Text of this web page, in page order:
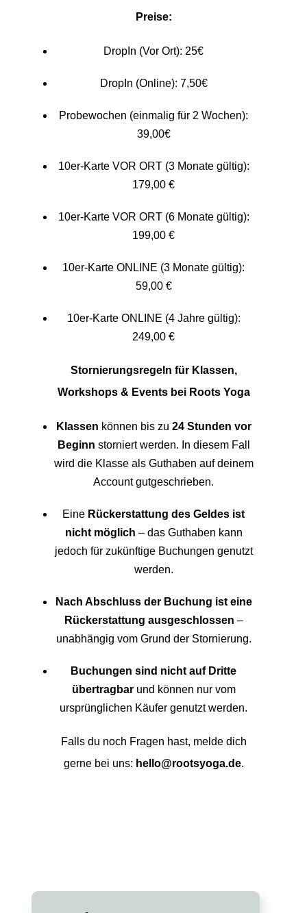
Preise:
DropIn (Vor Ort): 25€
DropIn (Online): 7,50€
Probewochen (einmalig für 2 Wochen):
39,00€
10er-Karte VOR ORT (3 Monate gültig):
179,00 €
10er-Karte VOR ORT (6 Monate gültig):
199,00 €
10er-Karte ONLINE (3 Monate gültig):
59,00 €
10er-Karte ONLINE (4 Jahre gültig):
249,00 €
Stornierungsregeln für Klassen,
Workshops & Events bei Roots Yoga
Klassen können bis zu 24 Stunden vor
Beginn storniert werden. In diesem Fall
wird die Klasse als Guthaben auf deinem
Account gutgeschrieben.
Eine Rückerstattung des Geldes ist
nicht möglich – das Guthaben kann
jedoch für zukünftige Buchungen genutzt
werden.
Nach Abschluss der Buchung ist eine
Rückerstattung ausgeschlossen –
unabhängig vom Grund der Stornierung.
Buchungen sind nicht auf Dritte
übertragbarund können nur vom
ursprünglichen Käufer genutzt werden.
Falls du noch Fragen hast, melde dich
gerne bei uns: hello@rootsyoga.de.